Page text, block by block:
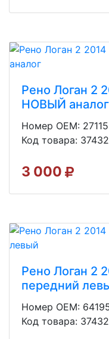
Рено Логан 2
НОВЫЙ аналог
Номер OEM:
Код товара:
3 000
Рено Логан 2
передний
Номер OEM:
Код товара: